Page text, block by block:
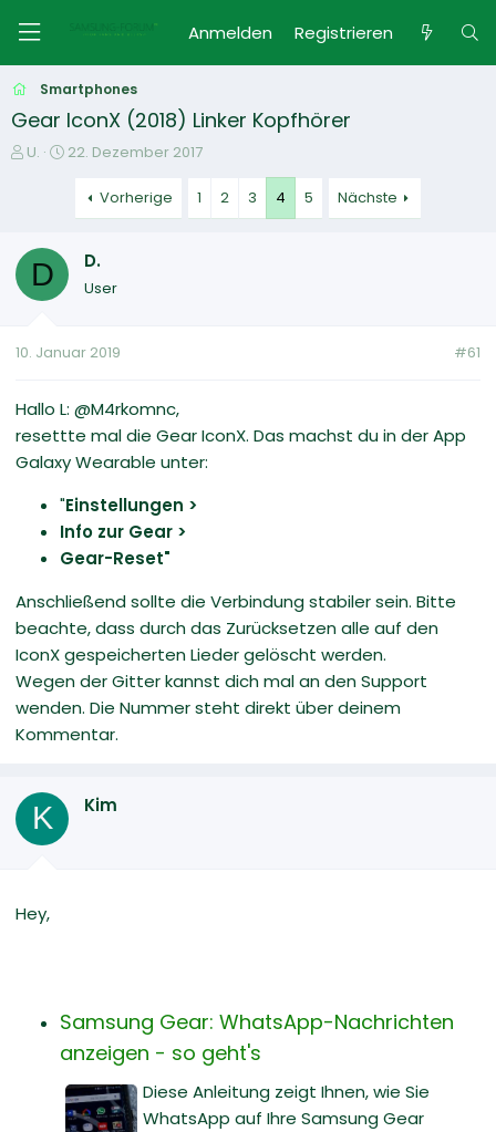
Anmelden Registrieren
Smartphones
Gear IconX (2018) Linker Kopfhörer
E
e
U.
E
l
l
m
22. Dezember 2017
Vorherige 1 2 3 4 5 Nächste
D D.
User
10. Januar 2019 #61
Hallo L: @M4rkomnc,
resettte mal die Gear IconX. Das machst du in der App
Galaxy Wearable unter:
"Einstellungen >
Info zur Gear >
Gear-Reset"
Anschließend sollte die Verbindung stabiler sein. Bitte
beachte, dass durch das Zurücksetzen alle auf den
IconX gespeicherten Lieder gelöscht werden.
Wegen der Gitter kannst dich mal an den Support
wenden. Die Nummer steht direkt über deinem
Kommentar.
K Kim
Hey,
Samsung Gear: WhatsApp-Nachrichten
anzeigen - so geht's
Diese Anleitung zeigt Ihnen, wie Sie
WhatsApp auf Ihre Samsung Gear